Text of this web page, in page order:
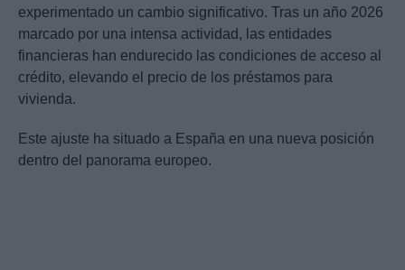
experimentado un cambio significativo. Tras un año 2026
marcado por una intensa actividad, las entidades
financieras han endurecido las condiciones de acceso al
crédito, elevando el precio de los préstamos para
vivienda.
Este ajuste ha situado a España en una nueva posición
dentro del panorama europeo.